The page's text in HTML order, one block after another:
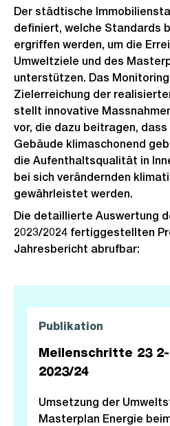
Der städtische
definiert, welche Standards
ergriffen werden, um die
Umweltziele und des
unterstützen. Das
Zielerreichung der
stellt innovative
vor, die dazu beitragen,
Gebäude klimaschonend
die Aufenthaltsqualität in
bei sich verändernden
gewährleistet werden.
Die detaillierte Auswertung
2023/2024 fertiggestellten
Jahresbericht abrufbar:
Publikation
Meilenschritte 23
2023/24
Umsetzung der
Masterplan Energie